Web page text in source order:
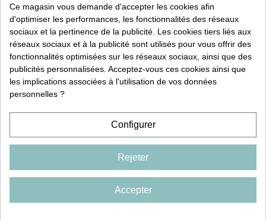
S’ABONNER
Vous pouvez vous désinscrire à tout moment. Vous trouverez
pour cela nos informations de contact dans les conditions
d'utilisation du site.
RETROUVEZ NOUS ÉGALEMENT SUR LES RÉSEAUX
SOCIAUX :
COPYRIGHT 2026 CXD
FRANCE. TOUS DROITS
RESERVÉS
Ce magasin vous demande d'accepter les cookies afin
d'optimiser les performances, les fonctionnalités des réseaux
sociaux et la pertinence de la publicité. Les cookies tiers liés aux
réseaux sociaux et à la publicité sont utilisés pour vous offrir des
fonctionnalités optimisées sur les réseaux sociaux, ainsi que des
publicités personnalisées. Acceptez-vous ces cookies ainsi que
les implications associées à l'utilisation de vos données
personnelles ?
Configurer
Rejeter
Accepter